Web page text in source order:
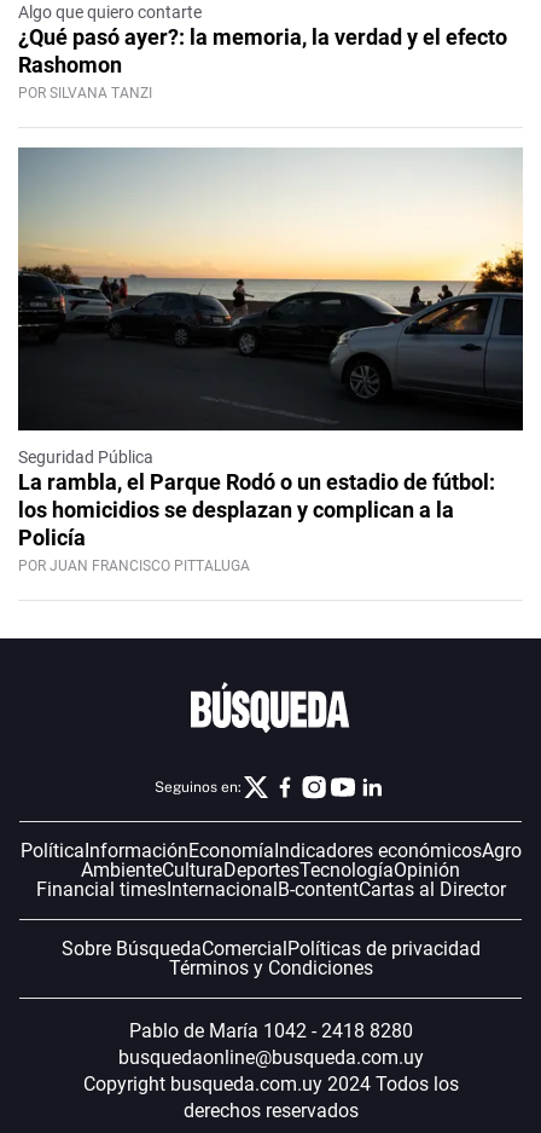
Algo que quiero contarte
¿Qué pasó ayer?: la memoria, la verdad y el efecto
Rashomon
POR SILVANA TANZI
Seguridad Pública
La rambla, el Parque Rodó o un estadio de fútbol:
los homicidios se desplazan y complican a la
Policía
POR JUAN FRANCISCO PITTALUGA
Seguinos en:
PolíticaInformaciónEconomíaIndicadores económicosAgro
AmbienteCulturaDeportesTecnologíaOpinión
Financial timesInternacionalB-contentCartas al Director
Sobre BúsquedaComercialPolíticas de privacidad
Términos y Condiciones
Pablo de María 1042 - 2418 8280
busquedaonline@busqueda.com.uy
Copyright busqueda.com.uy 2024 Todos los
derechos reservados